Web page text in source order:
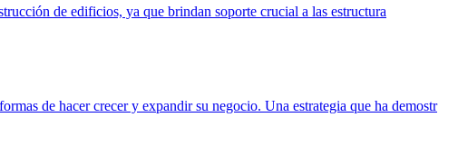
de edificios, ya que brindan soporte crucial a las estructura
de hacer crecer y expandir su negocio. Una estrategia que ha demostr